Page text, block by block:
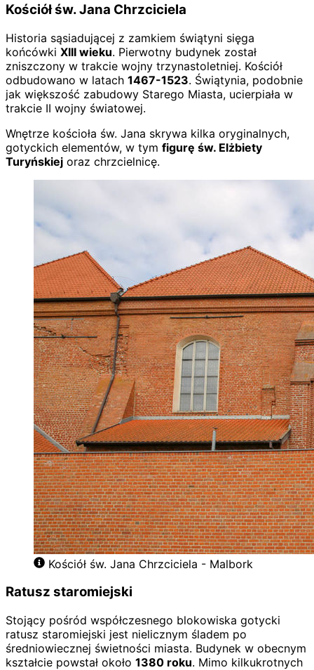
Kościół św. Jana Chrzciciela
Historia sąsiadującej z zamkiem świątyni sięga
końcówki XIII wieku. Pierwotny budynek został
zniszczony w trakcie wojny trzynastoletniej. Kościół
odbudowano w latach 1467-1523. Świątynia, podobnie
jak większość zabudowy Starego Miasta, ucierpiała w
trakcie II wojny światowej.
Wnętrze kościoła św. Jana skrywa kilka oryginalnych,
gotyckich elementów, w tym figurę św. Elżbiety
Turyńskiej oraz chrzcielnicę.
Kościół św. Jana Chrzciciela - Malbork
Ratusz staromiejski
Stojący pośród współczesnego blokowiska gotycki
ratusz staromiejski jest nielicznym śladem po
średniowiecznej świetności miasta. Budynek w obecnym
kształcie powstał około 1380 roku. Mimo kilkukrotnych